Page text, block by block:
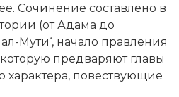
Сочинение составлено в
(от Адама до
Мути‘, начало правления
которую предваряют главы
характера, повествующие